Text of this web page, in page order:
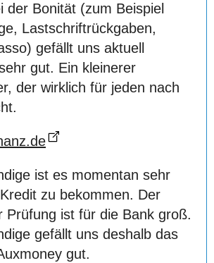
der Bonität (zum Beispiel
Lastschriftrückgaben,
gefällt uns aktuell
gut. Ein kleinerer
der wirklich für jeden nach
ist es momentan sehr
zu bekommen. Der
Prüfung ist für die Bank groß.
gefällt uns deshalb das
gut.